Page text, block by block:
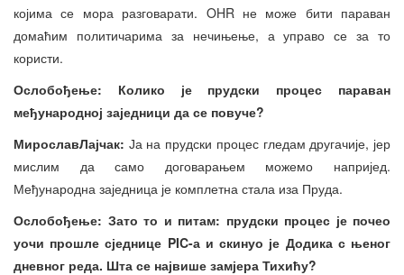
којима се мора разговарати. OHR не може бити параван
домаћим политичарима за нечињење, а управо се за то
користи.
Ослобођење: Колико је прудски процес параван
међународној заједници да се повуче?
МирославЛајчак: Ја на прудски процес гледам другачије, јер
мислим да само договарањем можемо напријед.
Међународна заједница је комплетна стала иза Пруда.
Ослобођење: Зато то и питам: прудски процес је почео
уочи прошле сједнице PIC-а и скинуо је Додика с њеног
дневног реда. Шта се највише замјера Тихићу?